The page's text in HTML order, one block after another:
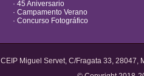
· 45 Aniversario
· Campamento Verano
· Concurso Fotográfico
CEIP Miguel Servet, C/Fragata 33, 28047,